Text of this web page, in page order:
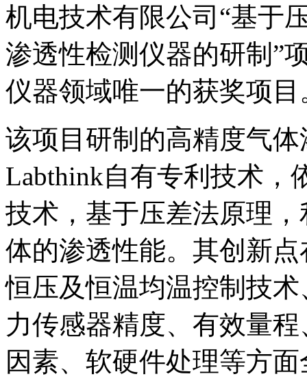
机电技术有限公司“基于
渗透性检测仪器的研制”
仪器领域唯一的获奖项目
该项目研制的高精度气
Labthink自有专利技术，
技术，基于压差法原理
体的渗透性能。其创新
恒压及恒温均温控制技
力传感器精度、有效量
因素、软硬件处理等方